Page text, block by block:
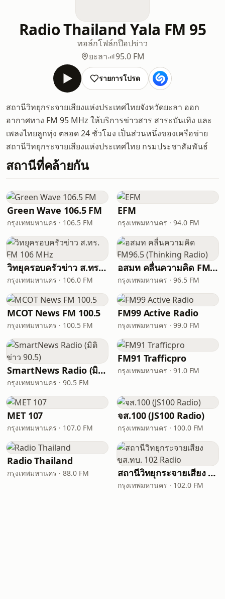
Radio Thailand Yala FM 95
ทอล์กโฟล์กป๊อปข่าว
ยะลา
95.0 FM
รายการโปรด
สถานีวิทยุกระจายเสียงแห่งประเทศไทยจังหวัดยะลา ออก
อากาศทาง FM 95 MHz ให้บริการข่าวสาร สาระบันเทิง และ
เพลงไทยลูกทุ่ง ตลอด 24 ชั่วโมง เป็นส่วนหนึ่งของเครือข่าย
สถานีวิทยุกระจายเสียงแห่งประเทศไทย กรมประชาสัมพันธ์
สถานีที่คล้ายกัน
Green Wave 106.5 FM
กรุงเทพมหานคร · 106.5 FM
EFM
กรุงเทพมหานคร · 94.0 FM
วิทยุครอบครัวข่าว ส.ทร. FM 106 MHz
กรุงเทพมหานคร · 106.0 FM
อสมท คลื่นความคิด FM96.5 (Thinking Radio)
กรุงเทพมหานคร · 96.5 FM
MCOT News FM 100.5
กรุงเทพมหานคร · 100.5 FM
FM99 Active Radio
กรุงเทพมหานคร · 99.0 FM
SmartNews Radio (มิติข่าว 90.5)
กรุงเทพมหานคร · 90.5 FM
FM91 Trafficpro
กรุงเทพมหานคร · 91.0 FM
MET 107
กรุงเทพมหานคร · 107.0 FM
จส.100 (JS100 Radio)
กรุงเทพมหานคร · 100.0 FM
Radio Thailand
กรุงเทพมหานคร · 88.0 FM สถานีวิทยุกระจายเสียง ขส.ทบ. 102 Radio
กรุงเทพมหานคร · 102.0 FM